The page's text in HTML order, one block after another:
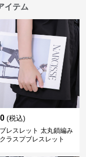
イテム
(税込)
レスレット 太丸鎖編み
ラスプブレスレット